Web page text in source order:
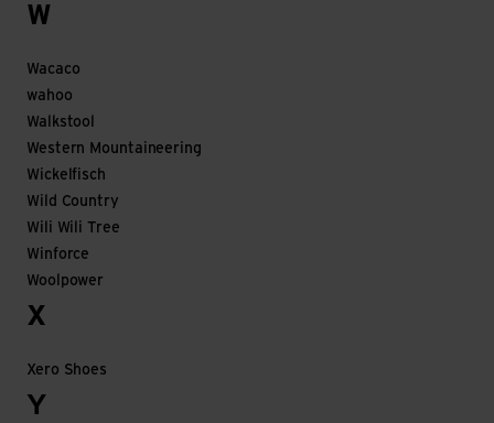
W
Wacaco
wahoo
Walkstool
Western Mountaineering
Wickelfisch
Wild Country
Wili Wili Tree
Winforce
Woolpower
X
Xero Shoes
Y